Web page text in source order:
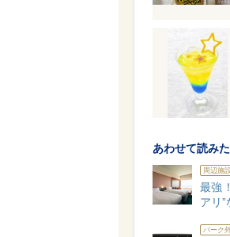
あわせて読み
周辺施
最強
アリ”
パーク